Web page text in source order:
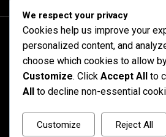
We respect your privacy
Cookies help us improve your
personalized content, and
choose which cookies to allow
Customize. Click Accept All to
All
to decline non-essential
Customize Reject All